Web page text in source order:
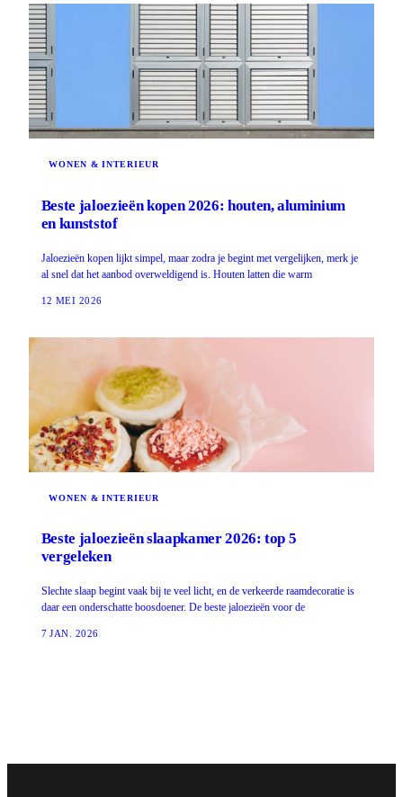
WONEN & INTERIEUR
Beste jaloezieën kopen 2026: houten, aluminium
en kunststof
Jaloezieën kopen lijkt simpel, maar zodra je begint met vergelijken, merk je
al snel dat het aanbod overweldigend is. Houten latten die warm
12 MEI 2026
WONEN & INTERIEUR
Beste jaloezieën slaapkamer 2026: top 5
vergeleken
Slechte slaap begint vaak bij te veel licht, en de verkeerde raamdecoratie is
daar een onderschatte boosdoener. De beste jaloezieën voor de
7 JAN. 2026